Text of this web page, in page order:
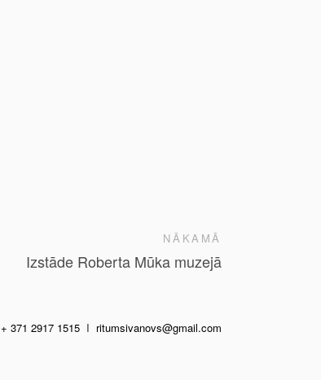
NĀKAMĀ
Izstāde Roberta Mūka muzejā
+ 371 2917 1515 I ritumsivanovs@gmail.com